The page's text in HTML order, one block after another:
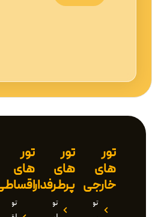
تور
های
خارجی
تور
تور
های
پرطرفدار
تور
تور
های
اقساطی
تور